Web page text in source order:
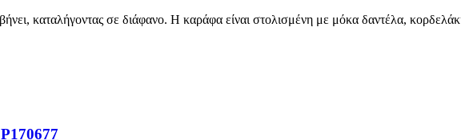
καταλήγοντας σε διάφανο. H καράφα είναι στολισμένη με μόκα δαντέλα,